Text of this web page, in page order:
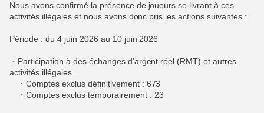
Nous avons confirmé la présence de joueurs se livrant à ces
activités illégales et nous avons donc pris les actions suivantes :
Période : du 4 juin 2026 au 10 juin 2026
・Participation à des échanges d'argent réel (RMT) et autres
activités illégales
・Comptes exclus définitivement : 673
・Comptes exclus temporairement : 23